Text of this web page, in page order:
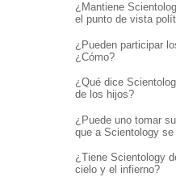
¿Mantiene
el punto de vista
¿Pueden participar
¿Cómo?
¿Qué dice
de los hijos?
¿Puede uno tomar
que a Scientology se
¿Tiene Scientology
cielo y el infierno?